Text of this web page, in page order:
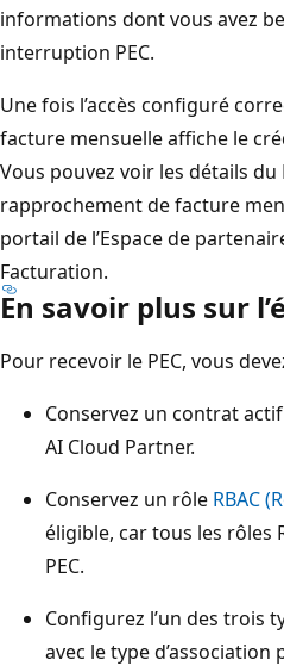
informations dont vous avez
interruption PEC.
Une fois l’accès configuré
facture mensuelle affiche le
Vous pouvez voir les détails
rapprochement de facture
portail de l’Espace de
Facturation.
En savoir plus sur
Pour recevoir le PEC, vous
Conservez un contrat
AI Cloud Partner.
Conservez un rôle RBAC
éligible, car tous les rôles
PEC.
Configurez l’un des trois
avec le type